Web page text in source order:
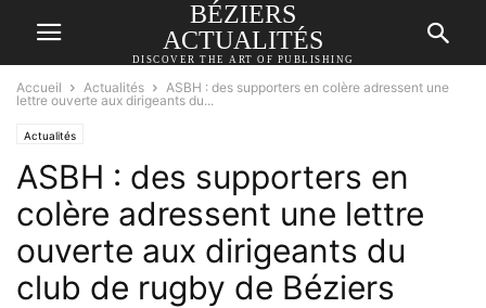
BÉZIERS
ACTUALITÉS
DISCOVER THE ART OF PUBLISHING
Accueil Actualités
ASBH : des supporters en colère adressent une
lettre ouverte aux dirigeants du...
Actualités
ASBH : des supporters en
colère adressent une lettre
ouverte aux dirigeants du
club de rugby de Béziers